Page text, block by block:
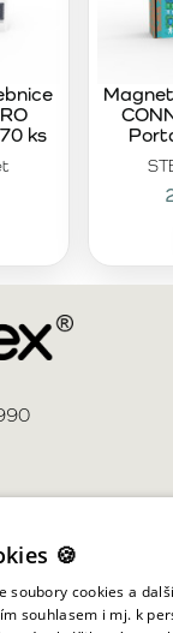
ks
🍪
soubory cookies a
souhlasem i mj. k